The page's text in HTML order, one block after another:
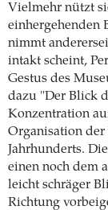
Vielmehr nützt
einhergehenden
nimmt
intakt scheint,
Gestus des
dazu "Der Blick
Konzentration
Organisation der
Jahrhunderts.
einen noch dem
leicht schräger
Richtung